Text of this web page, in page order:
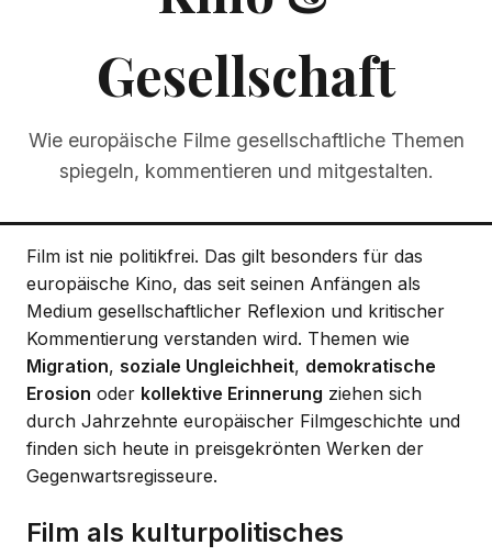
Gesellschaft
Wie europäische Filme gesellschaftliche Themen
spiegeln, kommentieren und mitgestalten.
Film ist nie politikfrei. Das gilt besonders für das
europäische Kino, das seit seinen Anfängen als
Medium gesellschaftlicher Reflexion und kritischer
Kommentierung verstanden wird. Themen wie
Migration, soziale Ungleichheit, demokratische
Erosion oder kollektive Erinnerung ziehen sich
durch Jahrzehnte europäischer Filmgeschichte und
finden sich heute in preisgekrönten Werken der
Gegenwartsregisseure.
Film als kulturpolitisches